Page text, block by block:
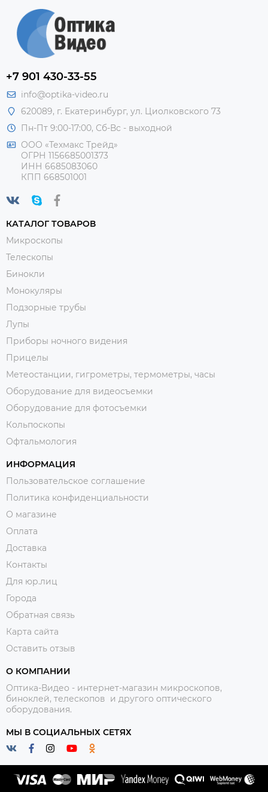
+7 901 430-33-55
info@optika-video.ru
620089, г. Екатеринбург, ул. Циолковского 73
Пн-Пт 9:00-17:00, Сб-Вс - выходной
ООО «Техмакс Трейд»
ОГРН 1156685001373
ИНН 6685083060
КПП 668501001
КАТАЛОГ ТОВАРОВ
Микроскопы
Телескопы
Бинокли
Монокуляры
Подзорные трубы
Лупы
Приборы ночного видения
Прицелы
Метеостанции, гигрометры, термометры, часы
Оборудование для видеосъемки
Оборудование для фотосъемки
Кольпоскопы
Офтальмология
ИНФОРМАЦИЯ
Пользовательское соглашение
Политика конфиденциальности
О магазине
Оплата
Доставка
Контакты
Для юр.лиц
Города
Обратная связь
Карта сайта
Оставить отзыв
О КОМПАНИИ
Оптика-Видео - интернет-магазин микроскопов,
биноклей, телескопов и другого оптического
оборудования.
МЫ В СОЦИАЛЬНЫХ СЕТЯХ